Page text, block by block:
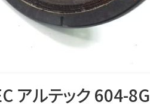
アルテック 604-8G